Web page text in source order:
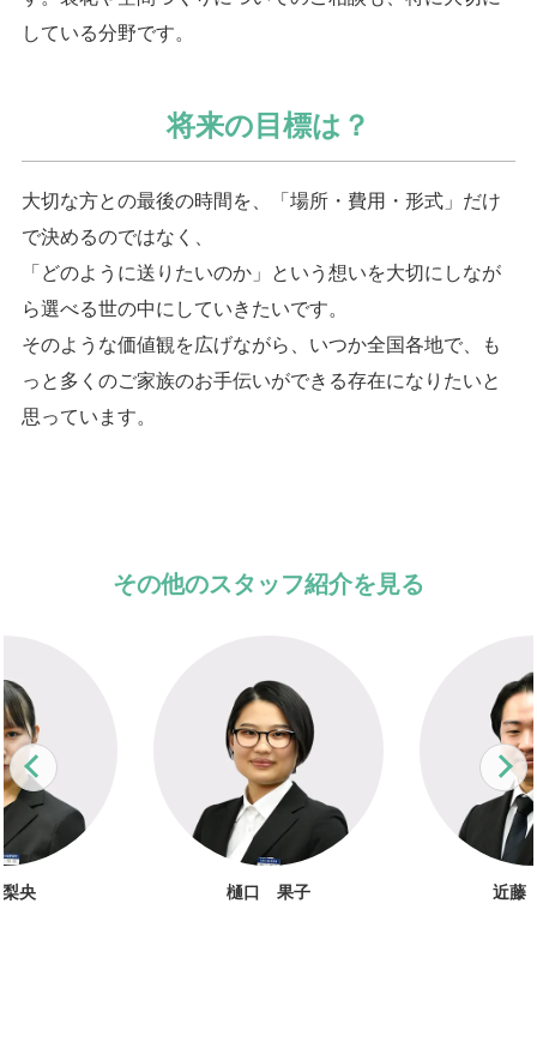
している分野です。
将来の目標は？
大切な方との最後の時間を、「場所・費用・形式」だけ
で決めるのではなく、
「どのように送りたいのか」という想いを大切にしなが
ら選べる世の中にしていきたいです。
そのような価値観を広げながら、いつか全国各地で、も
っと多くのご家族のお手伝いができる存在になりたいと
思っています。
その他のスタッフ紹介を見る
Previous
央 樋口 果子 近藤